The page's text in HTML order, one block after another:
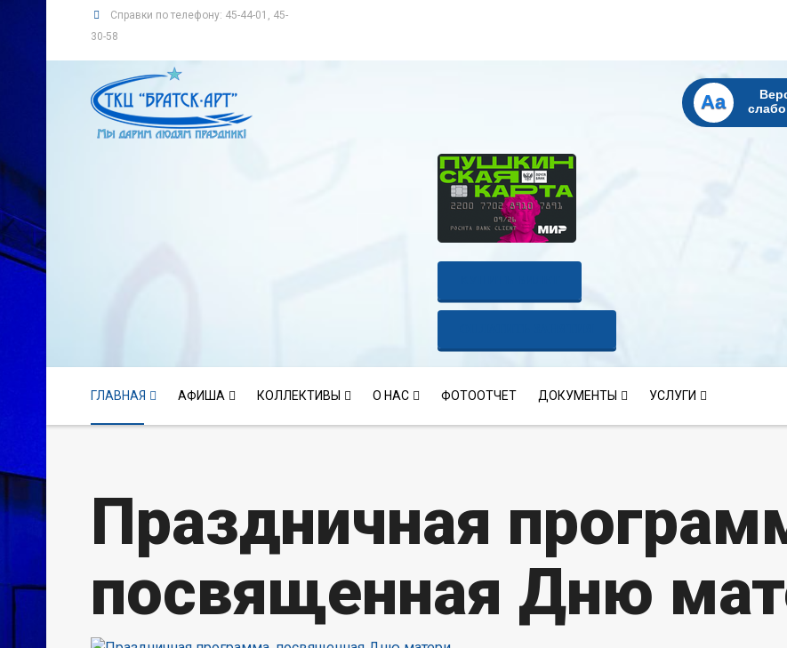
Справки по телефону: 45-44-01, 45-
30-58
Aa
ГЛАВНАЯ АФИША КОЛЛЕКТИВЫ О НАС ФОТООТЧЕТ ДОКУМЕНТЫ УСЛУГИ
Праздничная
посвященная Дню